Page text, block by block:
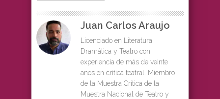
Juan Carlos Araujo
Licenciado en Literatura
Dramática y Teatro con
experiencia de más de veinte
años en crítica teatral. Miembro
de la Muestra Crítica de la
Muestra Nacional de Teatro y